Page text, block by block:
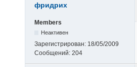
фридрих
Members
Неактивен
Зарегистрирован: 18/05/2009
Сообщений: 204